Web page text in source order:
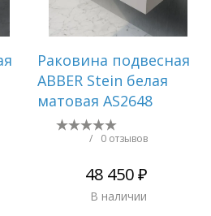
ванных комнат
и ограждения
Раковина подвесная
ABBER Stein белая
матовая AS2648
/ 0 отзывов
48 450 ₽
В наличии